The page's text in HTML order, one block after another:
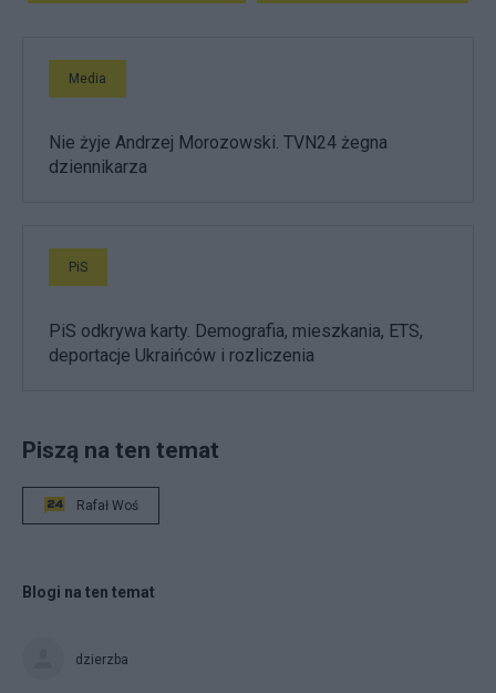
Media
Nie żyje Andrzej Morozowski. TVN24 żegna
dziennikarza
PiS
PiS odkrywa karty. Demografia, mieszkania, ETS,
deportacje Ukraińców i rozliczenia
Piszą na ten temat
Rafał Woś
Blogi na ten temat
dzierzba